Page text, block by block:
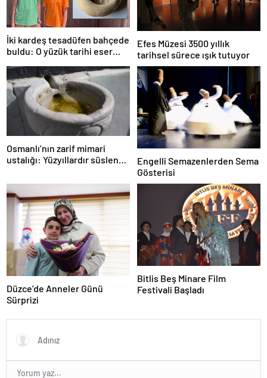
İki kardeş tesadüfen bahçede
buldu: O yüzük tarihi eser
Efes Müzesi 3500 yıllık
tarihsel sürece ışık tutuyor
Osmanlı’nın zarif mimari
ustalığı: Yüzyıllardır süslenen
Engelli Semazenlerden Sema
Gösterisi
Düzce’de Anneler Günü
Sürprizi
Bitlis Beş Minare Film
Festivali Başladı